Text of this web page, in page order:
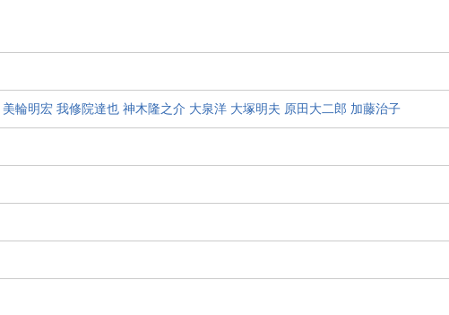
美輪明宏 我修院達也 神木隆之介 大泉洋 大塚明夫 原田大二郎 加藤治子